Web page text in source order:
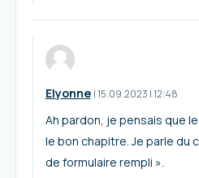
Elyonne I15.09.2023 |12:48
Ah pardon, je pensais que
le bon chapitre. Je parle du
de formulaire rempli ».